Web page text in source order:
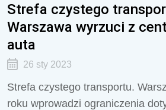
Strefa czystego
Warszawa wyrzuci z
auta
26 sty 2023
Strefa czystego transportu.
roku wprowadzi ograniczenia